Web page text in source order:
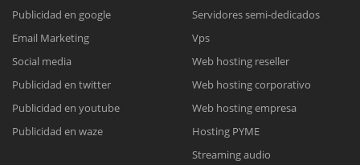
Reunión online
Meet para la reunión online.
Cotización
Chat Online
Todos nuestros ejecutivos están fuera de línea. Complete el formulario
Publicidad en google
Email Marketing
Social media
Publicidad en twitter
Publicidad en youtube
Publicidad en waze
Servidores semi-dedicados
Vps
Web hosting reseller
Web hosting corporativo
Web hosting empresa
Hosting PYME
Streaming audio